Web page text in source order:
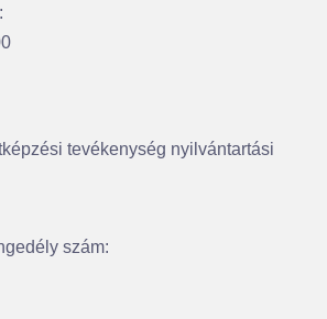
tevékenység nyilvántartási
szám: